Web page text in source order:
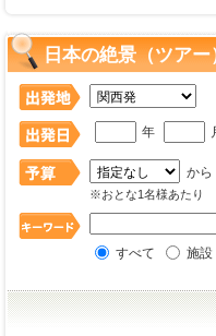
日本の絶景（ツア
年
から
※おとな1名様あたり
すべて 施設